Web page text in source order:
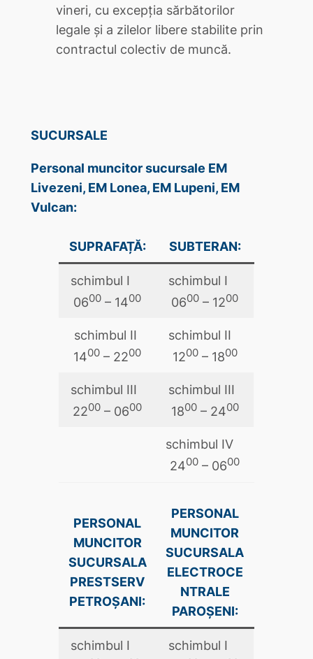
vineri, cu excepţia sărbătorilor
legale şi a zilelor libere stabilite prin
contractul colectiv de muncă.
SUCURSALE
Personal muncitor sucursale EM
Livezeni, EM Lonea, EM Lupeni, EM
Vulcan:
SUPRAFAȚĂ: SUBTERAN:
schimbul I
0600 – 1400
schimbul I
0600 – 1200
schimbul II
1400 – 2200
schimbul II
1200– 1800
schimbul III
2200 – 0600
schimbul III
1800– 2400
schimbul IV
2400 – 0600
PERSONAL
MUNCITOR
SUCURSALA
PRESTSERV
PETROŞANI:
PERSONAL
MUNCITOR
SUCURSALA
ELECTROCE
NTRALE
PAROŞENI:
schimbul I
schimbul I